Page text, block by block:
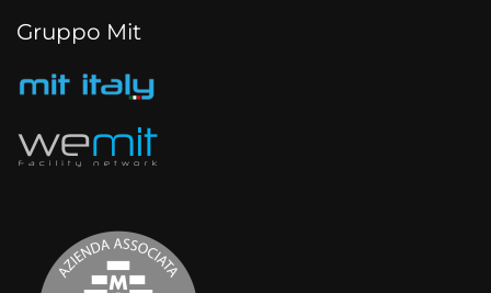
Gruppo Mit